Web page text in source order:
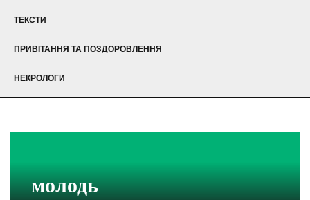
ТЕКСТИ
ПРИВІТАННЯ ТА ПОЗДОРОВЛЕННЯ
НЕКРОЛОГИ
молодь